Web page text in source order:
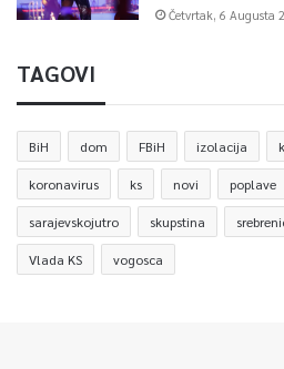
Četvrtak, 6 Augusta
TAGOVI
BiH dom FBiH izolacija
koronavirus ks novi poplave
sarajevskojutro skupstina
Vlada KS vogosca